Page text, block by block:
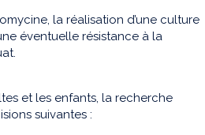
la réalisation d’une culture
éventuelle résistance à la
et les enfants, la recherche
suivantes :